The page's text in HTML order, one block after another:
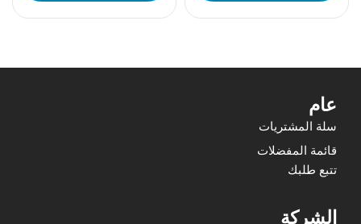
عام
سلة المشتريات
قائمة المفضلات
تتبع طلبك
الشركة